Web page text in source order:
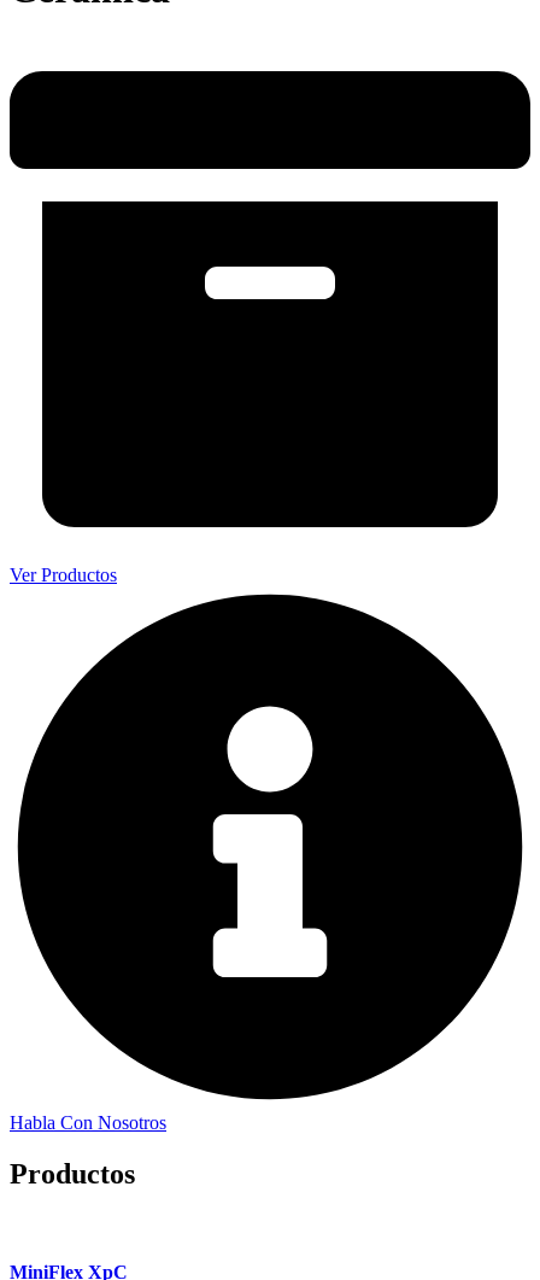
Ver Productos
Habla Con Nosotros
Productos
MiniFlex XpC